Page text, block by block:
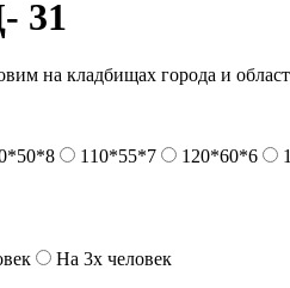
31
на кладбищах города и
110*55*7 120*60*6
На 3х человек